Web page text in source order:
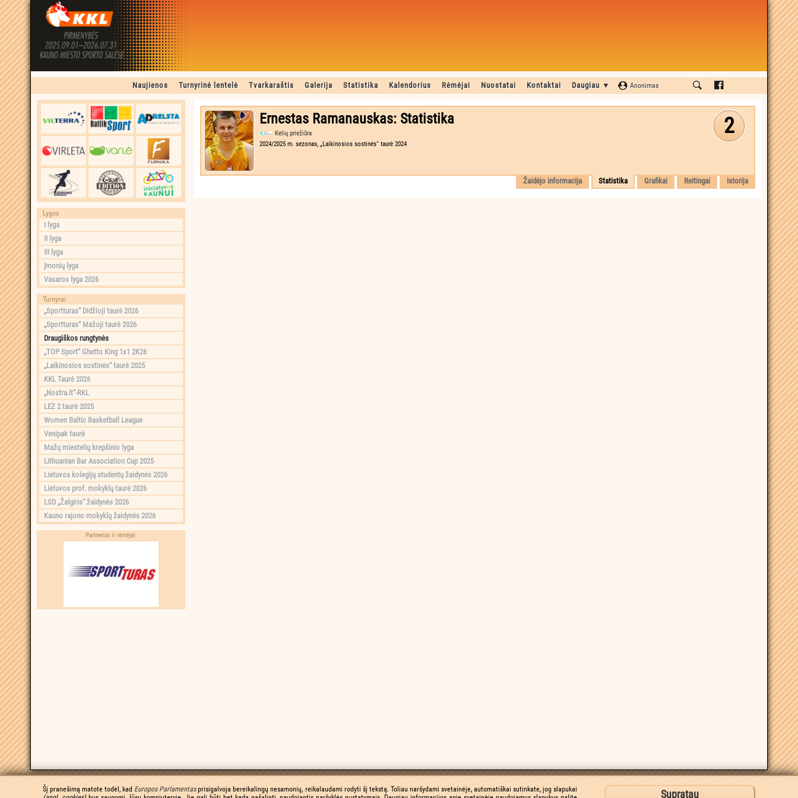
Naujienos Turnyrinė lentelė Tvarkaraštis Galerija Statistika Kalendorius Rėmėjai Nuostatai Kontaktai Daugiau ▼ Anonimas
Lygos
I lyga
II lyga
III lyga
Įmonių lyga
Vasaros lyga 2026
Turnyrai
„Sportturas“ Didžioji taurė 2026
„Sportturas“ Mažoji taurė 2026
Draugiškos rungtynės
„TOP Sport“ Ghetto King 1x1 2K26
„Laikinosios sostinės“ taurė 2025
KKL Taurė 2026
„Nostra.lt“-RKL
LEZ 2 taurė 2025
Women Baltic Basketball League
Venipak taurė
Mažų miestelių krepšinio lyga
Lithuanian Bar Association Cup 2025
Lietuvos kolegijų studentų žaidynės 2026
Lietuvos prof. mokyklų taurė 2026
LSD „Žalgiris“ žaidynės 2026
Kauno rajono mokyklų žaidynės 2026
Partneriai ir rėmėjai:
2
Ernestas Ramanauskas: Statistika
Kelių priežiūra
2024/2025 m. sezonas, „Laikinosios sostinės“ taurė 2024
Žaidėjo informacija Statistika Grafikai Reitingai Istorija
Šį pranešimą matote todėl, kad Europos Parlamentasprisigalvoja bereikalingų nesamonių, reikalaudami rodyti šį tekstą. Toliau naršydami svetainėje, automatiškai sutinkate, jog slapukai
Supratau